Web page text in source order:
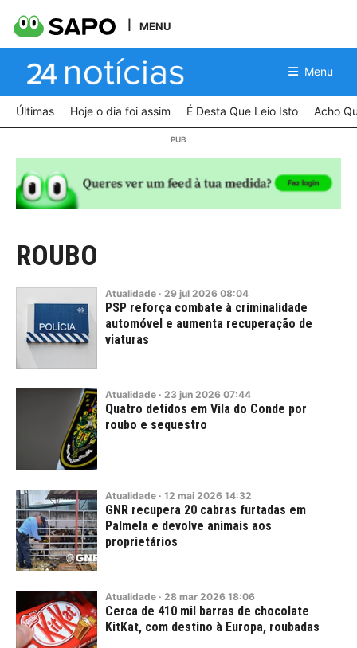
MENU
Menu
Últimas Hoje o dia foi assim É Desta Que Leio Isto Acho
ROUBO
Atualidade · 29 jul 2026 08:04
PSP reforça combate à criminalidade
automóvel e aumenta recuperação de
viaturas
Atualidade · 23 jun 2026 07:44
Quatro detidos em Vila do Conde por
roubo e sequestro
Atualidade · 12 mai 2026 14:32
GNR recupera 20 cabras furtadas em
Palmela e devolve animais aos
proprietários
Atualidade · 28 mar 2026 18:06
Cerca de 410 mil barras de chocolate
KitKat, com destino à Europa, roubadas